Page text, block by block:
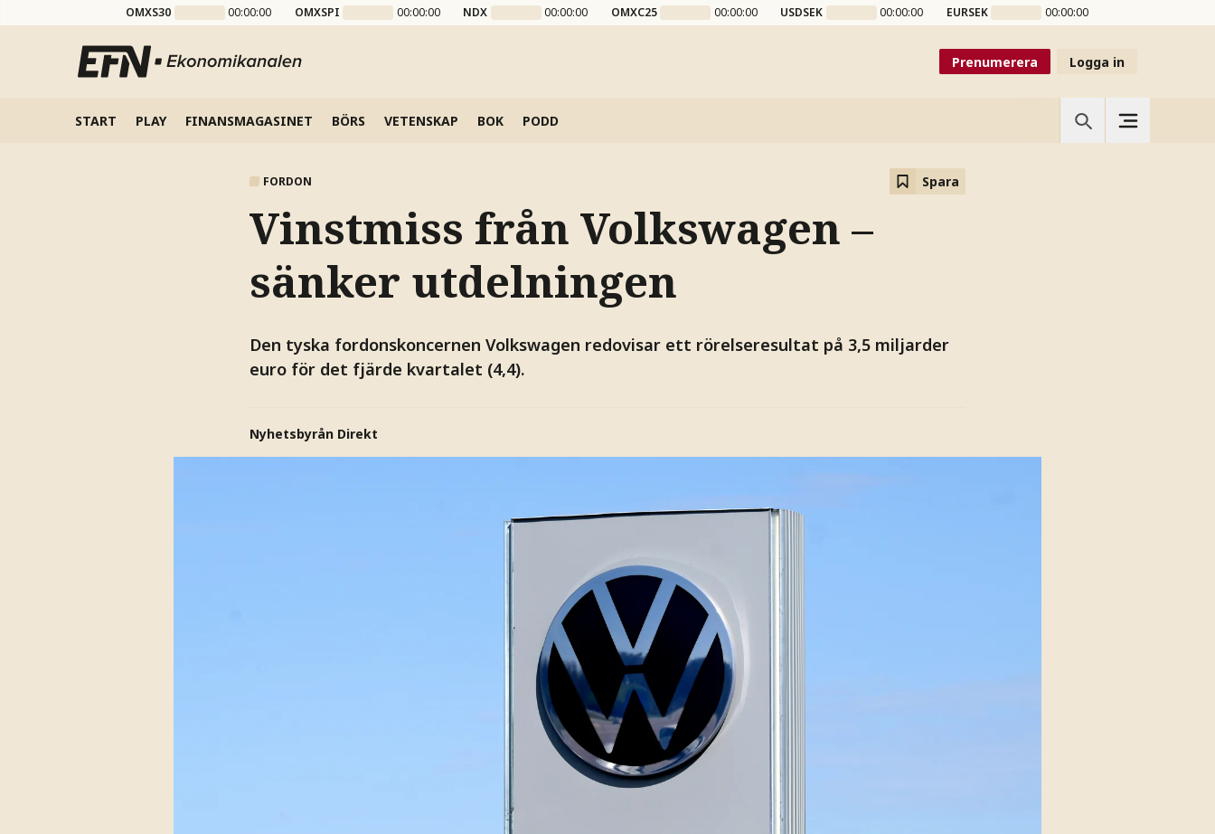
OMXS30 00:00:00 OMXSPI 00:00:00 NDX 00:00:00 OMXC25 00:00:00 USDSEK 00:00:00 EURSEK 00:00:00
Prenumerera Logga in
START PLAY FINANSMAGASINET BÖRS VETENSKAP BOK PODD
FORDON Spara
Vinstmiss från Volkswagen –
sänker utdelningen
Den tyska fordonskoncernen Volkswagen redovisar ett rörelseresultat på 3,5 miljarder
euro för det fjärde kvartalet (4,4).
Nyhetsbyrån Direkt